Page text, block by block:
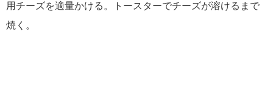
用チーズを適量かける。トースターでチーズが溶けるまで
焼く。